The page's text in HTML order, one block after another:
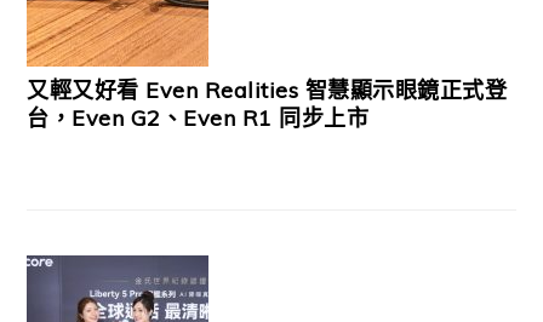
又輕又好看 Even Realities 智慧顯示眼鏡正式登
台，Even G2、Even R1 同步上市